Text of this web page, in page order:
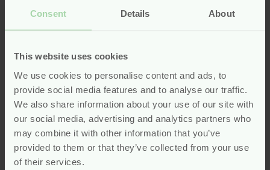
Consent Details About
This website uses cookies
We use cookies to personalise content and ads, to
provide social media features and to analyse our traffic.
We also share information about your use of our site with
our social media, advertising and analytics partners who
may combine it with other information that you’ve
provided to them or that they’ve collected from your use
of their services.
Menstruatiecups zoals die van LadyCup bieden een
duurzaam alternatief dat perfect past bij een
herbruikbare cup, verminder je jouw afvalberg
aanzienlijk. De cups gaan jarenlang mee en zijn
gemakkelijk schoon te maken. Dat maakt ze niet
alleen milieuvriendelijk, maar ook financieel
aantrekkelijk op de lange termijn. Daarnaast
bevatten ze geen parfum, kleurstoffen of andere
irriterende stoffen die bij wegwerpproducten wel
voorkomen. De LadyCup menstruatiecup is veilig voor